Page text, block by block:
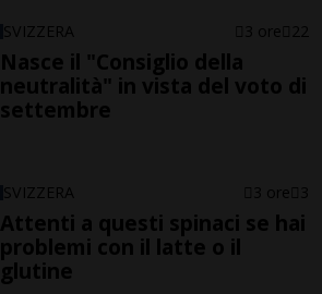
SVIZZERA 3 ore 22
Nasce il "Consiglio della
neutralità" in vista del voto di
settembre
SVIZZERA 3 ore 3
Attenti a questi spinaci se hai
problemi con il latte o il
glutine